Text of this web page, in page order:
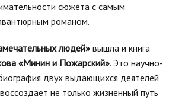
сюжета с самым
романом.
людей» вышла и книга
«Минин и Пожарский». Это научно-
двух выдающихся деятелей
не только жизненный путь